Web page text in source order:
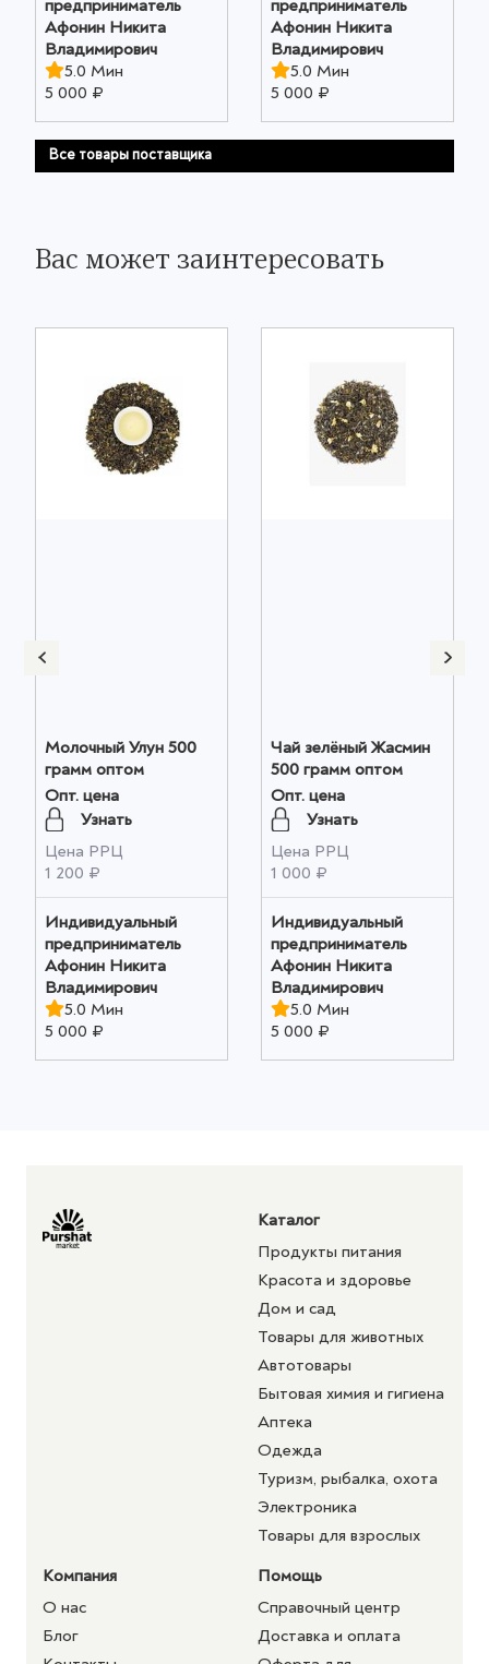
предприниматель
Афонин Никита
Владимирович
5.0 Мин
5 000 ₽
предприниматель
Афонин Никита
Владимирович
5.0 Мин
5 000 ₽
Все товары поставщика
Вас может заинтересовать
Молочный Улун 500
грамм оптом
Опт. цена
Узнать
Цена РРЦ
1 200 ₽
Индивидуальный
предприниматель
Афонин Никита
Владимирович
5.0 Мин
5 000 ₽
Чай зелёный Жасмин
500 грамм оптом
Опт. цена
Узнать
Цена РРЦ
1 000 ₽
Индивидуальный
предприниматель
Афонин Никита
Владимирович
5.0 Мин
5 000 ₽
Каталог
Продукты питания
Красота и здоровье
Дом и сад
Товары для животных
Автотовары
Бытовая химия и гигиена
Аптека
Одежда
Туризм, рыбалка, охота
Электроника
Товары для взрослых
Компания
О нас
Блог
Помощь
Справочный центр
Доставка и оплата